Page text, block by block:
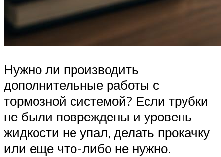
Нужно ли производить
дополнительные работы с
тормозной системой? Если трубки
не были повреждены и уровень
жидкости не упал, делать прокачку
или еще что-либо не нужно.